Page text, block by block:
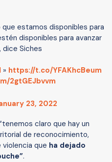
estamos disponibles para
disponibles para avanzar
dice Siches
» https://t.co/YFAKhcBeum
2gtGEJbvvm
23, 2022
claro que hay un
de reconocimiento,
que ha dejado
.